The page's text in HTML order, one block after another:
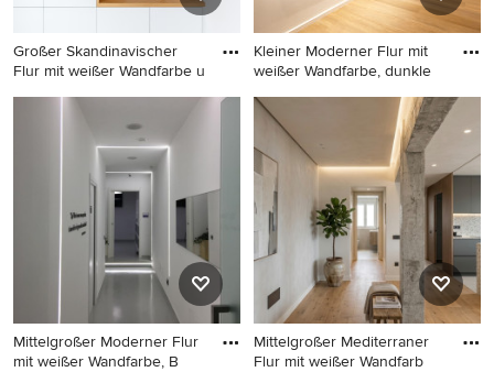
Großer Skandinavischer
Flur mit weißer Wandfarbe u
Großer Skandinavischer Flur
mit weißer Wandfarbe und
hellem Holzboden in
Kleiner Moderner Flur mit
weißer Wandfarbe, dunkle
Kleiner Moderner Flur mit
weißer Wandfarbe, dunklem
Holzboden und
eingelassener Decke in Bari
Mittelgroßer Moderner Flur
mit weißer Wandfarbe, B
Mittelgroßer Mediterraner
Flur mit weißer Wandfarb